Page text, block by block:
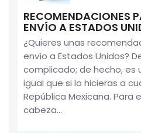
RECOMENDACIONES
ENVÍO A ESTADOS
¿Quieres unas
envío a Estados Unidos?
complicado; de hecho, es
igual que si lo hicieras a
República Mexicana.
cabeza...